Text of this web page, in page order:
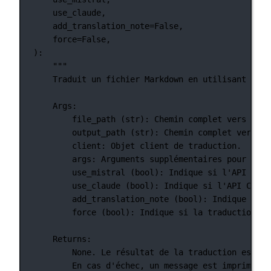
use_claude,
add_translation_note=False,
force=False,
):
"""
Traduit un fichier Markdown en utilisant les
Args:
file_path (str): Chemin complet vers le
output_path (str): Chemin complet
client: Objet client de traduction.
args: Arguments supplémentaires pour la
use_mistral (bool): Indique si l'API
use_claude (bool): Indique si l'API
add_translation_note (bool): Indique si
force (bool): Indique si la traduction
Returns:
None. Le résultat de la traduction est
En cas d'échec, un message est